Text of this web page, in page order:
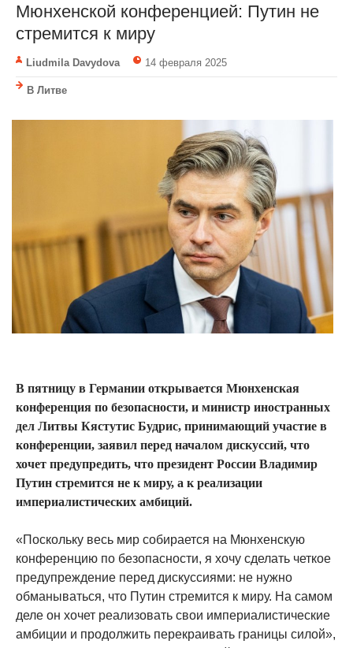
Мюнхенской конференцией: Путин не
стремится к миру
Liudmila Davydova 14 февраля 2025
В Литве
В пятницу в Германии открывается Мюнхенская
конференция по безопасности, и министр иностранных
дел Литвы Кястутис Будрис, принимающий участие в
конференции, заявил перед началом дискуссий, что
хочет предупредить, что президент России Владимир
Путин стремится не к миру, а к реализации
империалистических амбиций.
«Поскольку весь мир собирается на Мюнхенскую
конференцию по безопасности, я хочу сделать четкое
предупреждение перед дискуссиями: не нужно
обманываться, что Путин стремится к миру. На самом
деле он хочет реализовать свои империалистические
амбиции и продолжить перекраивать границы силой»,